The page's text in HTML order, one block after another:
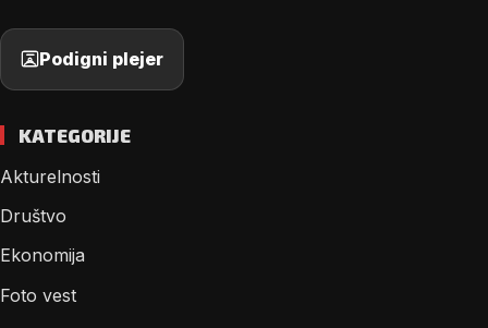
Podigni plejer
KATEGORIJE
Akturelnosti
Društvo
Ekonomija
Foto vest